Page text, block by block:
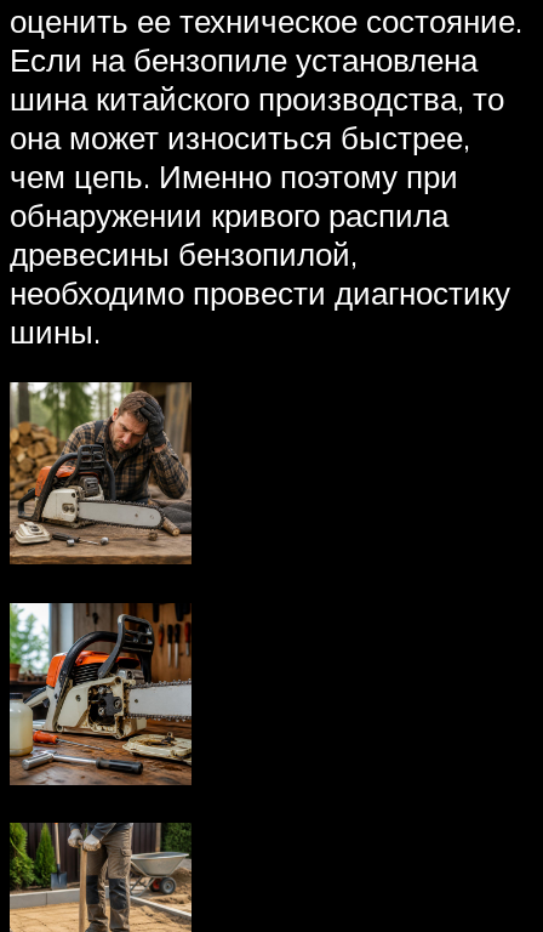
оценить ее техническое состояние.
Если на бензопиле установлена
шина китайского производства, то
она может износиться быстрее,
чем цепь. Именно поэтому при
обнаружении кривого распила
древесины бензопилой,
необходимо провести диагностику
шины.